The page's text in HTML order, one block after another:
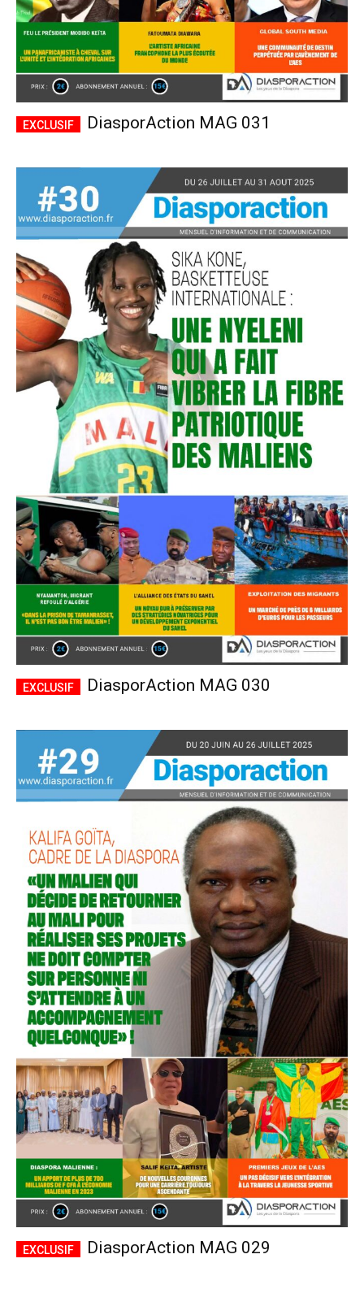
DiasporAction MAG 031
DiasporAction MAG 030
DiasporAction MAG 029